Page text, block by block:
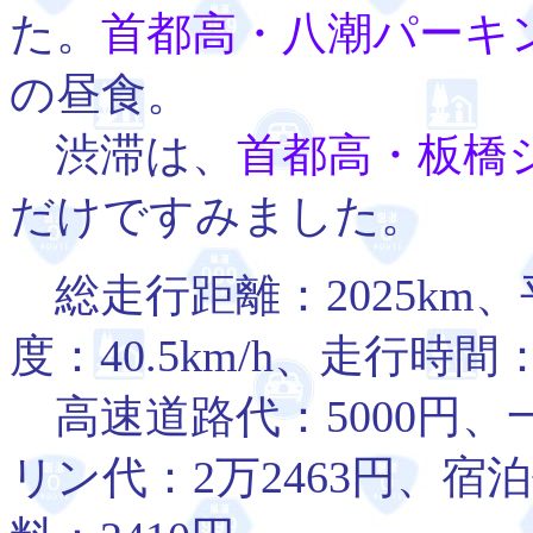
た。 首都高・八潮パーキ
の昼食。
渋滞は、 首都高・板橋
だけですみました。
総走行距離：2025km
度：40.5km/h、走行時間
高速道路代：5000円、
リン代：2万2463円、宿